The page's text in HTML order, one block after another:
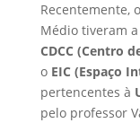
Recentemente,
Médio tiveram
CDCC (Centro
o EIC (Espaço
pertencentes à
pelo professor